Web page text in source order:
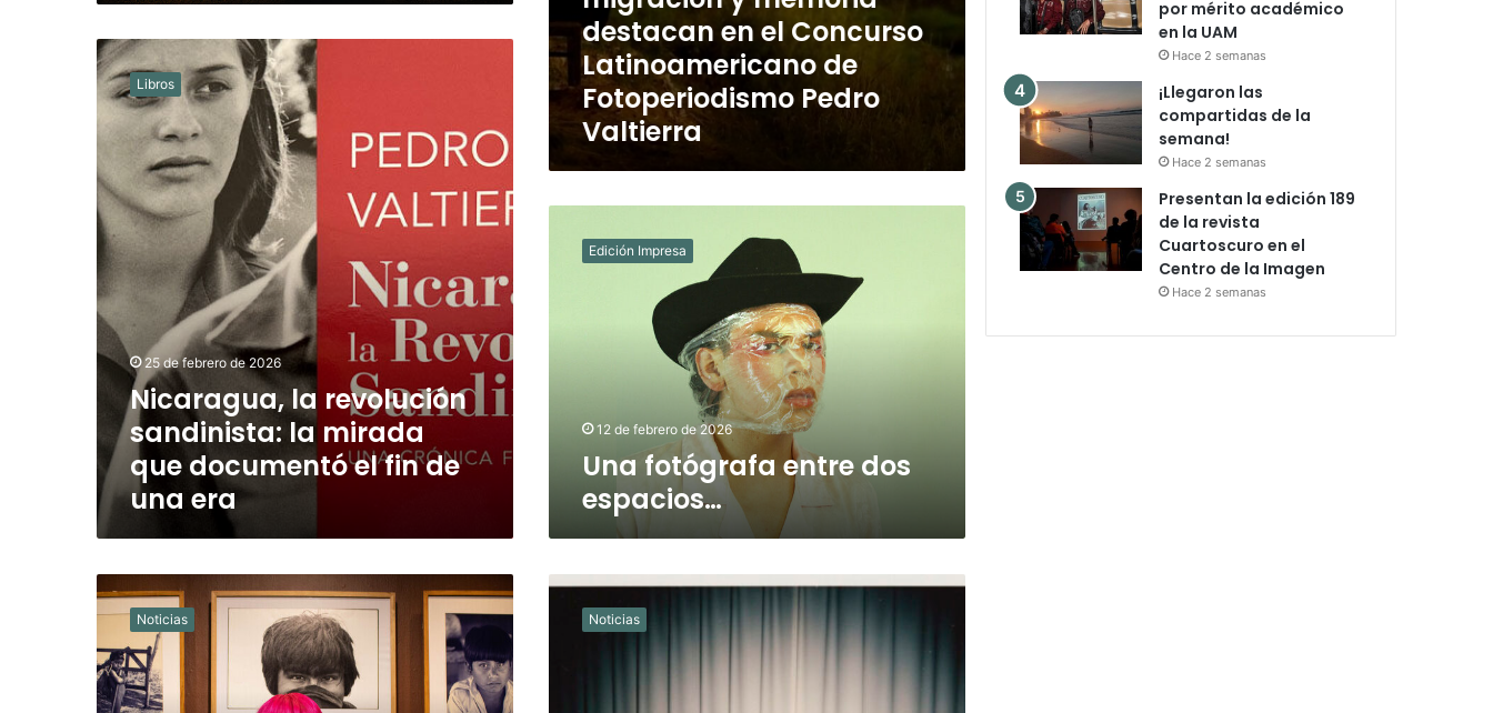
destacan en el Concurso
Latinoamericano de
Fotoperiodismo Pedro
Valtierra
Nicaragua,
la
revolución
sandinista:
que
documentó
el
de
una
era
Libros
25 de febrero de 2026
Nicaragua, la revolución
sandinista: la mirada
que documentó el fin de
una era
fotógrafa
entre
Edición Impresa
12 de febrero de 2026
Una fotógrafa entre dos
espacios…
Valtierra
las
puertas
de
Noticias
La
moda
Noticias
por mérito académico
en la UAM
Hace 2 semanas
¡Llegaron las
compartidas de la
semana!
Hace 2 semanas
Presentan la edición 189
de la revista
Cuartoscuro en el
Centro de la Imagen
Hace 2 semanas